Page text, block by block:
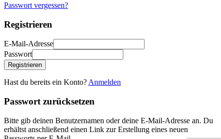
Passwort vergessen?
Registrieren
E-Mail-Adresse
Passwort
Registrieren
Hast du bereits ein Konto? Anmelden
Passwort zurücksetzen
Bitte gib deinen Benutzernamen oder deine E-Mail-Adresse an. Du
erhältst anschließend einen Link zur Erstellung eines neuen